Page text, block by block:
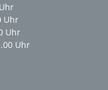
Uhr
Uhr
Uhr